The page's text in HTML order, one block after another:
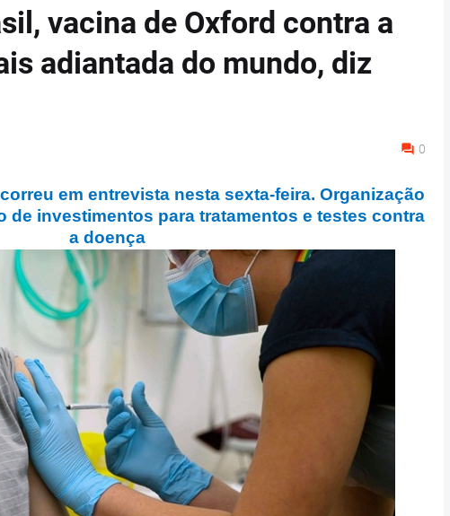
vacina de Oxford contra a
adiantada do mundo, diz
0
em entrevista nesta sexta-feira. Organização
de investimentos para tratamentos e testes contra
a doença